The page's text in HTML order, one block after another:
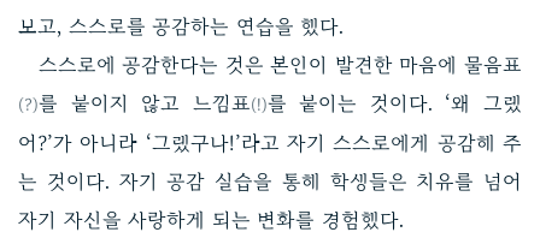
보고, 스스로를 공감하는 연습을 했다.
스스로에 공감한다는 것은 본인이 발견한 마음에 물음표
(?)를 붙이지 않고 느낌표(!)를 붙이는 것이다. ‘왜 그랬
어?’가 아니라 ‘그랬구나!’라고 자기 스스로에게 공감해 주
는 것이다. 자기 공감 실습을 통해 학생들은 치유를 넘어
자기 자신을 사랑하게 되는 변화를 경험했다.